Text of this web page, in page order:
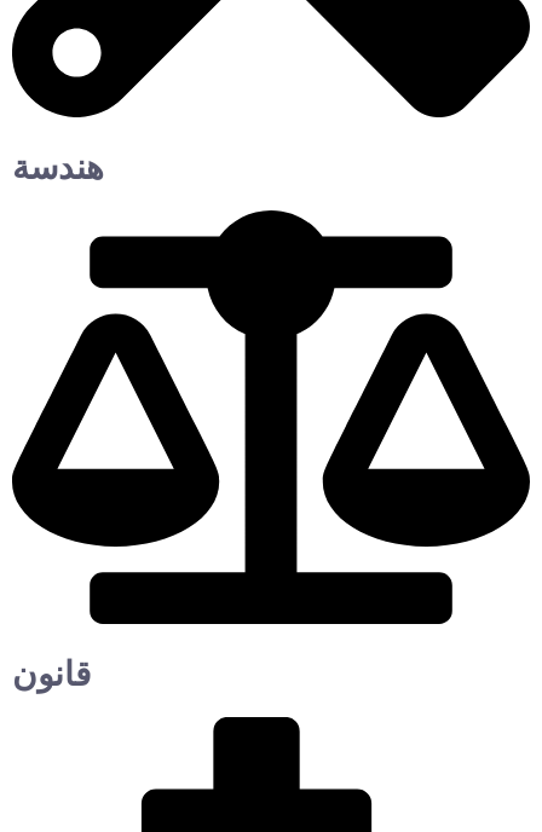
هندسة
قانون